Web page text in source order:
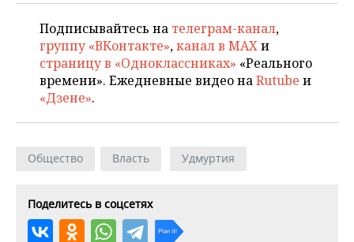
ОПК
ЭНЕРГЕТИКА
УСЛУГИ
МЕДИА
ТЕЛЕКОММУНИКАЦИИ
ВЫЕЗДНАЯ РЕДАКЦИЯ
БИЗНЕС-БРАНЧИ
ONLINE-КОНФЕРЕНЦИИ
ОТКРЫТАЯ ЛЕКЦИЯ
НОВОСТИ СПОРТА
ФУТБОЛ
ХОККЕЙ
БАСКЕТБОЛ
ВОЛЕЙБОЛ
КИБЕРСПОРТ
ОБЩЕСТВО
НОВОСТИ ОБЩЕСТВА
ВЛАСТЬ
ИНФРАСТРУКТУРА
ИСТОРИЯ
КУЛЬТУРА
ФОТОГАЛЕРЕЯ
СЮЖЕТЫ
СПРАВОЧНИК
СПИСОК ПЕРСОН
СПИСОК КОМПАНИЙ
ПОЛНАЯ ВЕРСИЯ
Подписывайтесь на телеграм-канал,
группу «ВКонтакте»,канал в MAXи
страницу в «Одноклассниках» «Реального
времени». Ежедневные видео наRutube и
«Дзене».
Общество Власть Удмуртия
Поделитесь в соцсетях